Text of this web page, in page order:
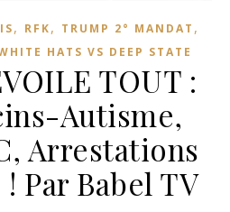
, RFK, TRUMP 2° MANDAT ,
HATS VS DEEP STATE
TOUT :
Autisme,
Arrestations
! Par Babel TV